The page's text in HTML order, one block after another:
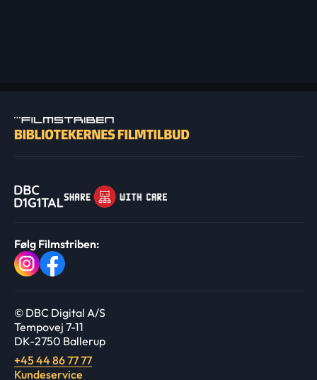
Følg Filmstriben:
© DBC Digital A/S
Tempovej 7-11
DK-2750 Ballerup
+45 44 86 77 77
Kundeservice